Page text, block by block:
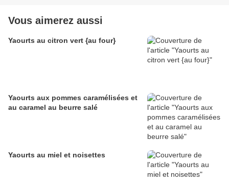
Vous aimerez aussi
Yaourts au citron vert {au four}
Yaourts aux pommes caramélisées et
au caramel au beurre salé
Yaourts au miel et noisettes